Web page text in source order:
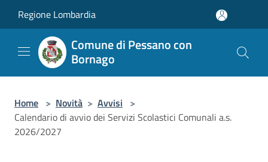
Regione Lombardia
Comune di Pessano con
Bornago
Home > Novità > Avvisi >
Calendario di avvio dei Servizi Scolastici Comunali a.s.
2026/2027